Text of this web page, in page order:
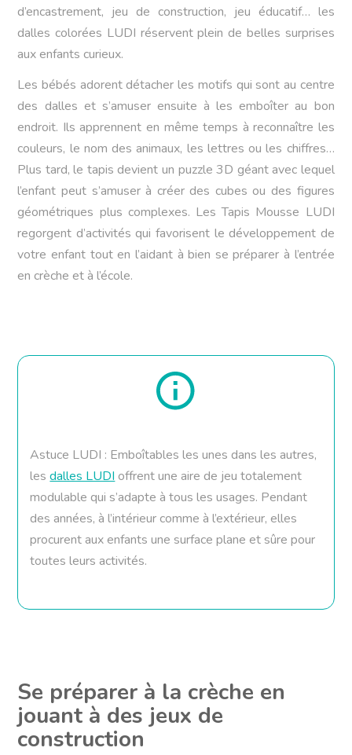
d’encastrement, jeu de construction, jeu éducatif… les
dalles colorées LUDI réservent plein de belles surprises
aux enfants curieux.
Les bébés adorent détacher les motifs qui sont au centre
des dalles et s’amuser ensuite à les emboîter au bon
endroit. Ils apprennent en même temps à reconnaître les
couleurs, le nom des animaux, les lettres ou les chiffres…
Plus tard, le tapis devient un puzzle 3D géant avec lequel
l’enfant peut s’amuser à créer des cubes ou des figures
géométriques plus complexes. Les Tapis Mousse LUDI
regorgent d’activités qui favorisent le développement de
votre enfant tout en l’aidant à bien se préparer à l’entrée
en crèche et à l’école.
Astuce LUDI : Emboîtables les unes dans les autres,
lesdalles LUDI offrent une aire de jeu totalement
modulable qui s’adapte à tous les usages. Pendant
des années, à l’intérieur comme à l’extérieur, elles
procurent aux enfants une surface plane et sûre pour
toutes leurs activités.
Se préparer à la crèche en
jouant à des jeux de
construction